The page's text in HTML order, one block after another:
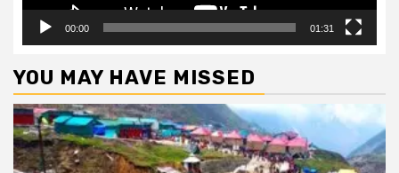
00:00 01:31
YOU MAY HAVE MISSED